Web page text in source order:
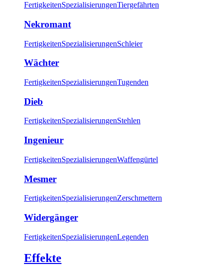
FertigkeitenSpezialisierungenTiergefährten
Nekromant
FertigkeitenSpezialisierungenSchleier
Wächter
FertigkeitenSpezialisierungenTugenden
Dieb
FertigkeitenSpezialisierungenStehlen
Ingenieur
FertigkeitenSpezialisierungenWaffengürtel
Mesmer
FertigkeitenSpezialisierungenZerschmettern
Widergänger
FertigkeitenSpezialisierungenLegenden
Effekte